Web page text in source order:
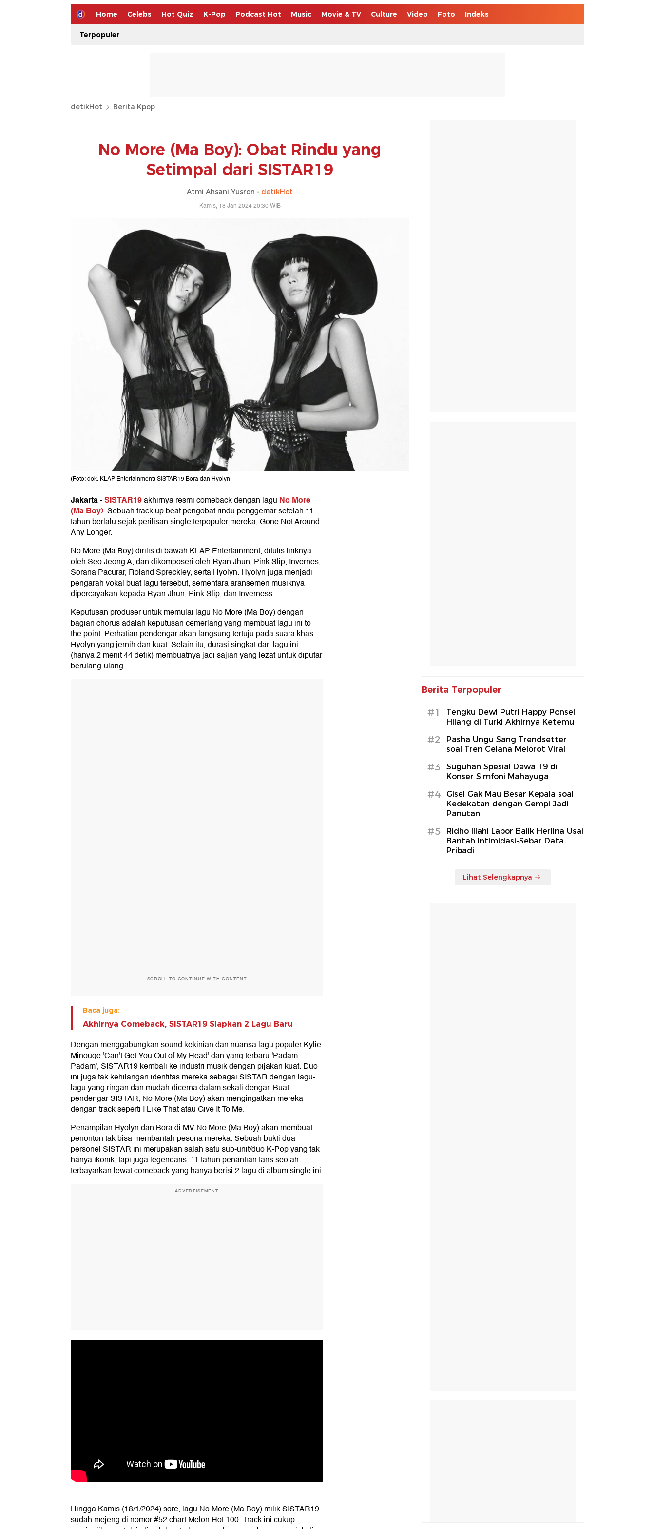
Home Celebs Hot Quiz K-Pop Podcast Hot Music Movie & TV Culture Video Foto Indeks
Terpopuler
detikHot Berita Kpop
No More (Ma Boy): Obat Rindu yang
Setimpal dari SISTAR19
Atmi Ahsani Yusron - detikHot
Kamis, 18 Jan 2024 20:30 WIB
(Foto: dok. KLAP Entertainment) SISTAR19 Bora dan Hyolyn.
Jakarta-SISTAR19akhirnya resmi comeback dengan lagu No More
(Ma Boy). Sebuah track up beat pengobat rindu penggemar setelah 11
tahun berlalu sejak perilisan single terpopuler mereka, Gone Not Around
Any Longer.
No More (Ma Boy) dirilis di bawah KLAP Entertainment, ditulis liriknya
oleh Seo Jeong A, dan dikomposeri oleh Ryan Jhun, Pink Slip, Invernes,
Sorana Pacurar, Roland Spreckley, serta Hyolyn. Hyolyn juga menjadi
pengarah vokal buat lagu tersebut, sementara aransemen musiknya
dipercayakan kepada Ryan Jhun, Pink Slip, dan Inverness.
Keputusan produser untuk memulai lagu No More (Ma Boy) dengan
bagian chorus adalah keputusan cemerlang yang membuat lagu ini to
the point. Perhatian pendengar akan langsung tertuju pada suara khas
Hyolyn yang jernih dan kuat. Selain itu, durasi singkat dari lagu ini
(hanya 2 menit 44 detik) membuatnya jadi sajian yang lezat untuk diputar
berulang-ulang.
SCROLL TO CONTINUE WITH CONTENT
Baca juga:
Akhirnya Comeback, SISTAR19 Siapkan 2 Lagu Baru
Dengan menggabungkan sound kekinian dan nuansa lagu populer Kylie
Minouge 'Can't Get You Out of My Head' dan yang terbaru 'Padam
Padam', SISTAR19 kembali ke industri musik dengan pijakan kuat. Duo
ini juga tak kehilangan identitas mereka sebagai SISTAR dengan lagu-
lagu yang ringan dan mudah dicerna dalam sekali dengar. Buat
pendengar SISTAR, No More (Ma Boy) akan mengingatkan mereka
dengan track seperti I Like That atau Give It To Me.
Penampilan Hyolyn dan Bora di MV No More (Ma Boy) akan membuat
penonton tak bisa membantah pesona mereka. Sebuah bukti dua
personel SISTAR ini merupakan salah satu sub-unit/duo K-Pop yang tak
hanya ikonik, tapi juga legendaris. 11 tahun penantian fans seolah
terbayarkan lewat comeback yang hanya berisi 2 lagu di album single ini.
ADVERTISEMENT
Hingga Kamis (18/1/2024) sore, lagu No More (Ma Boy) milik SISTAR19
sudah mejeng di nomor #52 chart Melon Hot 100. Track ini cukup
Berita Terpopuler
#1
Tengku Dewi Putri Happy Ponsel
Hilang di Turki Akhirnya Ketemu
#2
Pasha Ungu Sang Trendsetter
soal Tren Celana Melorot Viral
#3
Suguhan Spesial Dewa 19 di
Konser Simfoni Mahayuga
#4
Gisel Gak Mau Besar Kepala soal
Kedekatan dengan Gempi Jadi
Panutan
#5
Ridho Illahi Lapor Balik Herlina Usai
Bantah Intimidasi-Sebar Data
Pribadi
Lihat Selengkapnya